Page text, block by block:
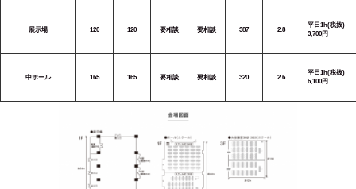
展示場 120 120 要相談 要相談 387 2.8
平日1h(税抜)
3,700円
中ホール 165 165 要相談 要相談 320 2.6
平日1h(税抜)
6,100円